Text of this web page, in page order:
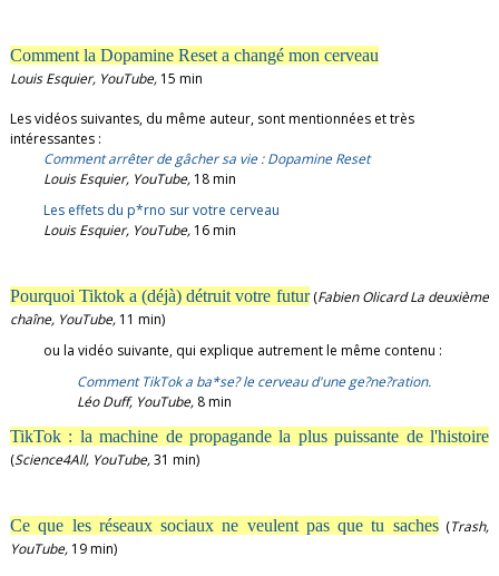
Comment la Dopamine Reset a changé mon cerveau
Louis Esquier, YouTube,15 min
Les vidéos suivantes, du même auteur, sont mentionnées et très
intéressantes :
Comment arrêter de gâcher sa vie : Dopamine Reset
Louis Esquier, YouTube,18 min
Les effets du p*rno sur votre cerveau
Louis Esquier, YouTube,16 min
Pourquoi Tiktok a (déjà) détruit votre futur(Fabien Olicard La deuxième
chaîne, YouTube,11 min)
ou la vidéo suivante, qui explique autrement le même contenu :
Comment TikTok a ba*se? le cerveau d'une ge?ne?ration.
Léo Duff, YouTube,8 min
TikTok : la machine de propagande la plus puissante de l'histoire
(Science4All, YouTube,31 min)
Ce que les réseaux sociaux ne veulent pas que tu saches(Trash,
YouTube,19 min)